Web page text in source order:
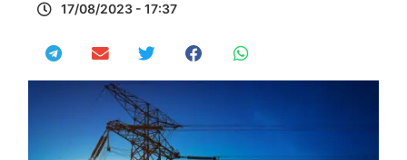
17/08/2023 - 17:37